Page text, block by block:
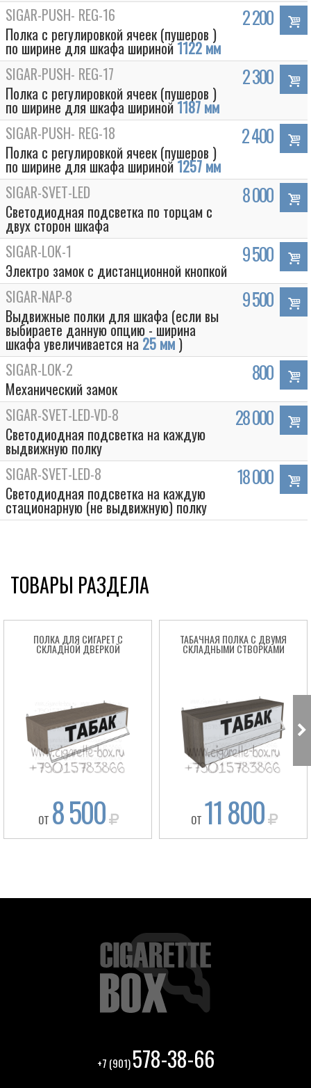
SIGAR-PUSH- REG-16
Полка с регулировкой ячеек (пушеров )
по ширине для шкафа шириной1122 мм
2 200
SIGAR-PUSH- REG-17
Полка с регулировкой ячеек (пушеров )
по ширине для шкафа шириной1187 мм
2 300
SIGAR-PUSH- REG-18
Полка с регулировкой ячеек (пушеров )
по ширине для шкафа шириной1257 мм
2 400
SIGAR-SVET-LED
Светодиодная подсветка по торцам с
двух сторон шкафа
8 000
SIGAR-LOK-1
Электро замок с дистанционной кнопкой
9 500
SIGAR-NAP-8
Выдвижные полки для шкафа (если вы
выбираете данную опцию - ширина
шкафа увеличивается на 25 мм )
9 500
SIGAR-LOK-2
Механический замок
800
SIGAR-SVET-LED-VD-8
Светодиодная подсветка на каждую
выдвижную полку
28 000
SIGAR-SVET-LED-8
Светодиодная подсветка на каждую
стационарную (не выдвижную) полку
18 000
ТОВАРЫ РАЗДЕЛА
ПОЛКА ДЛЯ СИГАРЕТ С
СКЛАДНОЙ ДВЕРКОЙ
ОТ 8 500
ТАБАЧНАЯ ПОЛКА С ДВУМЯ
СКЛАДНЫМИ СТВОРКАМИ
ОТ 11 800
+7 (901)578-38-66